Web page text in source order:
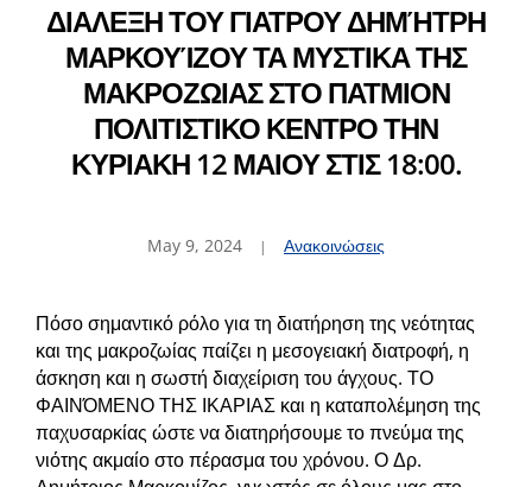
ΔΙΑΛΕΞΗ ΤΟΥ ΓΙΑΤΡΟΥ ΔΗΜΉΤΡΗ
ΜΑΡΚΟΥΊΖΟΥ ΤΑ ΜΥΣΤΙΚΑ ΤΗΣ
ΜΑΚΡΟΖΩΙΑΣ ΣΤΟ ΠΑΤΜΙΟΝ
ΠΟΛΙΤΙΣΤΙΚΟ ΚΕΝΤΡΟ ΤΗΝ
ΚΥΡΙΑΚΗ 12 ΜΑΙΟΥ ΣΤΙΣ 18:00.
May 9, 2024 Ανακοινώσεις
Πόσο σημαντικό ρόλο για τη διατήρηση της νεότητας
και της μακροζωίας παίζει η μεσογειακή διατροφή, η
άσκηση και η σωστή διαχείριση του άγχους. ΤΟ
ΦΑΙΝΌΜΕΝΟ ΤΗΣ ΙΚΑΡΙΑΣ και η καταπολέμηση της
παχυσαρκίας ώστε να διατηρήσουμε το πνεύμα της
νιότης ακμαίο στο πέρασμα του χρόνου. Ο Δρ.